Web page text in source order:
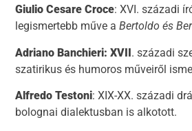
Giulio Cesare Croce: XVI. századi
legismertebb műve aBertoldo és
Adriano Banchieri: XVII. századi
szatirikus és humoros műveiről
Alfredo Testoni: XIX-XX. századi
bolognai dialektusban is alkotott.